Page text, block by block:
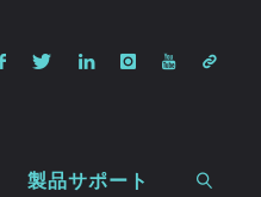
製品サポート